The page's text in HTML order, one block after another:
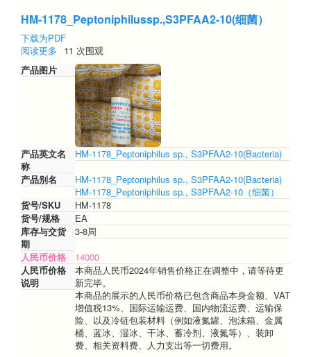
HM-1178_Peptoniphilussp.,S3PFAA2-10(细菌）
下载为PDF
阅读更多 关
HM-
1178_Peptoniphilussp.,S3PFAA2-
10(细
11 次围观
产品图片
产品英文名
称
HM-1178_Peptoniphilus sp., S3PFAA2-10(Bacteria)
产品别名
HM-1178_Peptoniphilus sp., S3PFAA2-10(Bacteria)
HM-1178_Peptoniphilus sp., S3PFAA2-10（细菌）
货号/SKU
HM-1178
货号/规格
EA
库存与交货
期
3-8周
人民币价格
14000
人民币价格
说明
本商品人民币2024年销售价格正在调整中，请等待更
新完毕。
本商品的展示的人民币价格已包含商品本身金额、VAT
增值税13%、国际运输运费、国内物流运费、运输保
险、以及冷链包装材料（例如液氮罐、泡沫箱、金属
桶、蓝冰、湿冰、干冰、蓄冷剂、液氮等）、装卸
费、相关资料费、人力支出等一切费用。